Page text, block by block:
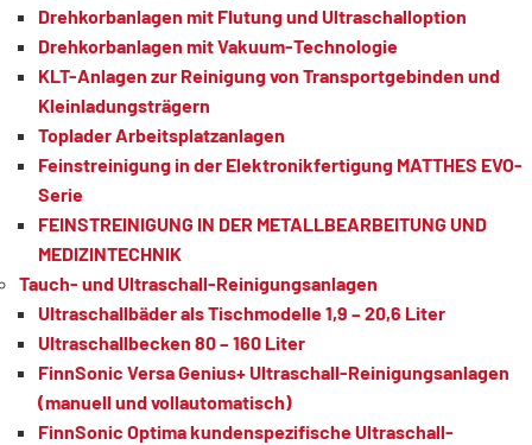
Drehkorbanlagen mit Flutung und Ultraschalloption
Drehkorbanlagen mit Vakuum-Technologie
KLT-Anlagen zur Reinigung von Transportgebinden und
Kleinladungsträgern
Toplader Arbeitsplatzanlagen
Feinstreinigung in der Elektronikfertigung MATTHES EVO-
Serie
FEINSTREINIGUNG IN DER METALLBEARBEITUNG UND
MEDIZINTECHNIK
Tauch- und Ultraschall-Reinigungsanlagen
Ultraschallbäder als Tischmodelle 1,9 – 20,6 Liter
Ultraschallbecken 80 – 160 Liter
FinnSonic Versa Genius+ Ultraschall-Reinigungsanlagen
(manuell und vollautomatisch)
FinnSonic Optima kundenspezifische Ultraschall-